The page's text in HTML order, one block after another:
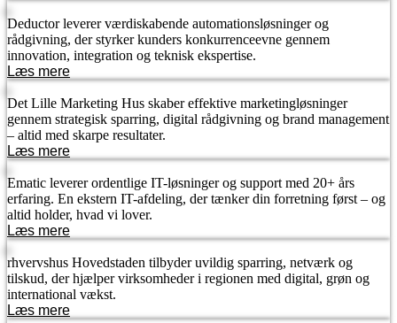
Deductor leverer værdiskabende automationsløsninger og
rådgivning, der styrker kunders konkurrenceevne gennem
innovation, integration og teknisk ekspertise.
Læs mere
Det Lille Marketing Hus skaber effektive marketingløsninger
gennem strategisk sparring, digital rådgivning og brand management
– altid med skarpe resultater.
Læs mere
Ematic leverer ordentlige IT-løsninger og support med 20+ års
erfaring. En ekstern IT-afdeling, der tænker din forretning først – og
altid holder, hvad vi lover.
Læs mere
rhvervshus Hovedstaden tilbyder uvildig sparring, netværk og
tilskud, der hjælper virksomheder i regionen med digital, grøn og
international vækst.
Læs mere